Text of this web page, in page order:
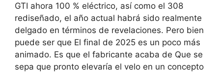
GTI ahora 100 % eléctrico, así como el 308
rediseñado, el año actual habrá sido realmente
delgado en términos de revelaciones. Pero bien
puede ser que El final de 2025 es un poco más
animado. Es que el fabricante acaba de Que se
sepa que pronto elevaría el velo en un concepto